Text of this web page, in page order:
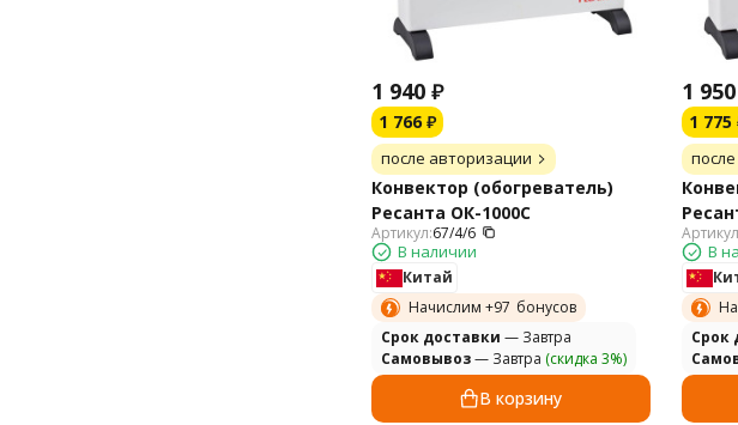
1 940 ₽
1 766 ₽
после авторизации
Конвектор (обогреватель)
Ресанта ОК-1000С
Артикул:67/4/6
В наличии
Китай
Начислим +97 бонусов
Cрок доставки — Завтра
Самовывоз— Завтра (скидка 3%)
В корзину
1 950
1 775
В
Cрок